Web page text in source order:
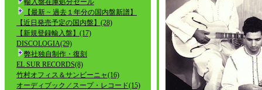
輸入盤在庫処分セール
【最新 ~ 過去１年分の国内盤新譜】
【近日発売予定の国内盤】(28)
【新規登録輸入盤】(17)
DISCOLOGIA(29)
弊社独自制作・復刻
EL SUR RECORDS(8)
竹村オフィス＆サンビーニャ(16)
オーディブック／スープ・レコード(15)